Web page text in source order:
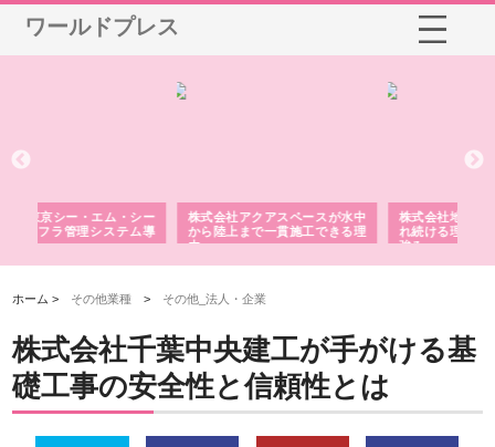
ワールドプレス
株式会社アクアスペースが水中
から陸上まで一貫施工できる理
由
株式会社地盤調査事務所が選ば
れ続ける理由と建設コンサルの
強み
ホーム > その他業種 > その他_法人・企業
株式会社千葉中央建工が手がける基
礎工事の安全性と信頼性とは